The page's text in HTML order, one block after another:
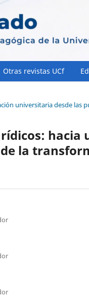
Otras revistas UCf
universitaria desde las
hacia
la